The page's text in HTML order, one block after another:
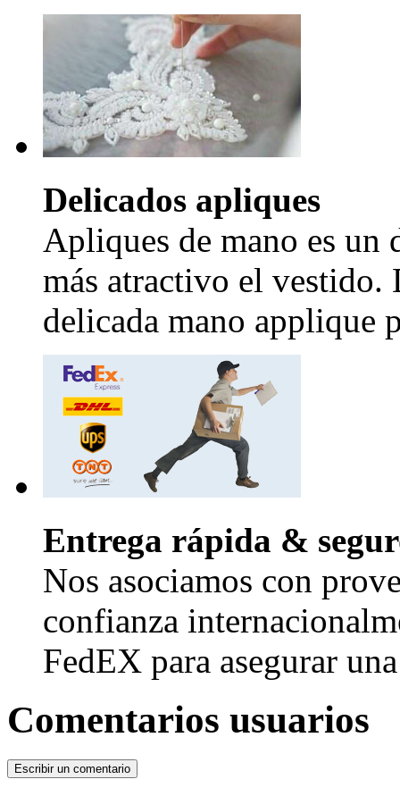
Delicados apliques
Apliques de mano es un
más atractivo el
delicada mano applique
Entrega rápida &
Nos asociamos con
confianza
FedEX para asegurar
Comentarios usuarios